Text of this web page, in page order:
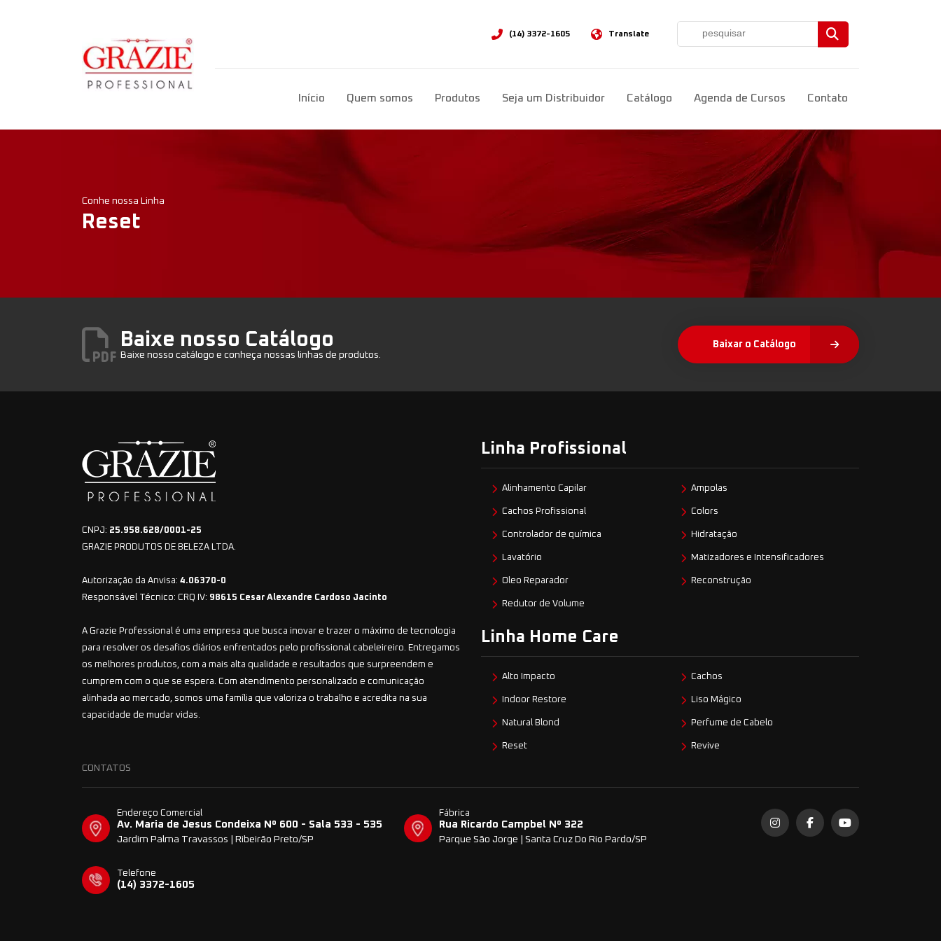
(14) 3372-1605 Translate
Select Language
Início Quem somos Produtos Seja um Distribuidor Catálogo Agenda de Cursos Contato
Conhe nossa Linha
Reset
Baixe nosso Catálogo
Baixe nosso catálogo e conheça nossas linhas de produtos.
Baixar o Catálogo
CNPJ: 25.958.628/0001-25
GRAZIE PRODUTOS DE BELEZA LTDA.
Autorização da Anvisa: 4.06370-0
Responsável Técnico: CRQ IV: 98615 Cesar Alexandre Cardoso Jacinto
A Grazie Professional é uma empresa que busca inovar e trazer o máximo de tecnologia
para resolver os desafios diários enfrentados pelo profissional cabeleireiro. Entregamos
os melhores produtos, com a mais alta qualidade e resultados que surpreendem e
cumprem com o que se espera. Com atendimento personalizado e comunicação
alinhada ao mercado, somos uma família que valoriza o trabalho e acredita na sua
capacidade de mudar vidas.
Linha Profissional
Alinhamento Capilar Ampolas
Cachos Profissional Colors
Controlador de química Hidratação
Lavatório Matizadores e Intensificadores
Oleo Reparador Reconstrução
Redutor de Volume
Linha Home Care
Alto Impacto Cachos
Indoor Restore Liso Mágico
Natural Blond Perfume de Cabelo
Reset Revive
CONTATOS
Endereço Comercial
Av. Maria de Jesus Condeixa Nº 600 - Sala 533 - 535
Jardim Palma Travassos | Ribeirão Preto/SP
Fábrica
Rua Ricardo Campbel Nº 322
Parque São Jorge | Santa Cruz Do Rio Pardo/SP
Telefone
(14) 3372-1605